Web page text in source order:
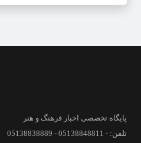
پایگاه تخصصی اخبار فرهنگ و هنر
تلفن: - 05138848811 - 05138838889